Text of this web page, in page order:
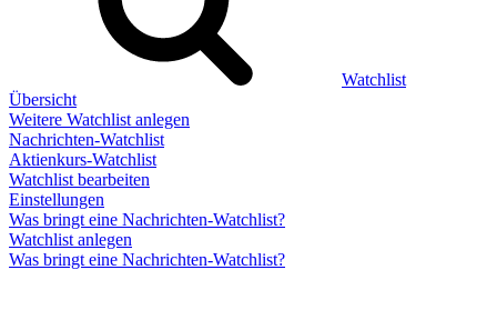
Watchlist
Übersicht
Weitere Watchlist anlegen
Nachrichten-Watchlist
Aktienkurs-Watchlist
Watchlist bearbeiten
Einstellungen
Was bringt eine Nachrichten-Watchlist?
Watchlist anlegen
Was bringt eine Nachrichten-Watchlist?